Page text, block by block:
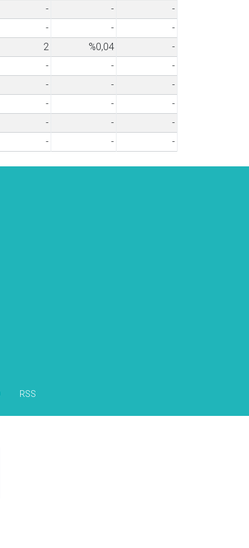
- -
-
- -
-
2 %0,04
-
- -
-
- -
-
- -
-
- -
-
- - -
RSS